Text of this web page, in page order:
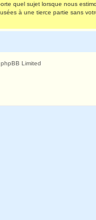
quel sujet lorsque nous
à une tierce partie sans
Limited